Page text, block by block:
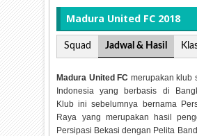
Madura United FC 2018
Squad Jadwal & Hasil
Madura United FC merupakan klub
Indonesia yang berbasis di
Klub ini sebelumnya bernama
Raya yang merupakan hasil
Persipasi Bekasi dengan Pelita